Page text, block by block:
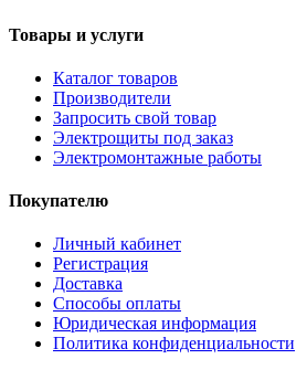
Товары и услуги
Каталог товаров
Производители
Запросить свой товар
Электрощиты под заказ
Электромонтажные работы
Покупателю
Личный кабинет
Регистрация
Доставка
Способы оплаты
Юридическая информация
Политика конфиденциальности